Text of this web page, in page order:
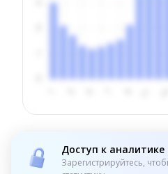
Доступ к аналитике
Зарегистрируйтесь,